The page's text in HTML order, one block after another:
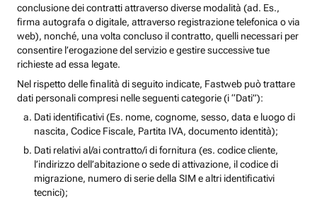
conclusione dei contratti attraverso diverse modalità (ad. Es.,
firma autografa o digitale, attraverso registrazione telefonica o via
web), nonché, una volta concluso il contratto, quelli necessari per
consentire l’erogazione del servizio e gestire successive tue
richieste ad essa legate.
Nel rispetto delle finalità di seguito indicate, Fastweb può trattare
dati personali compresi nelle seguenti categorie (i “Dati”):
Dati identificativi (Es. nome, cognome, sesso, data e luogo di
nascita, Codice Fiscale, Partita IVA, documento identità);
Dati relativi al/ai contratto/i di fornitura (es. codice cliente,
l’indirizzo dell’abitazione o sede di attivazione, il codice di
migrazione, numero di serie della SIM e altri identificativi
tecnici);